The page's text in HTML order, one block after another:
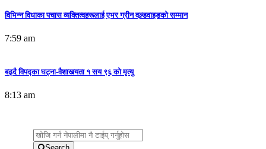
विभिन्न विधाका पचास व्यक्तित्वहरूलाई एभर ग्रीन वल्र्डवाइडको सम्मान
7:59 am
बढ्दै विपद्का घट्ना-वैशाखयता १ सय ९६ को मृत्यु
8:13 am